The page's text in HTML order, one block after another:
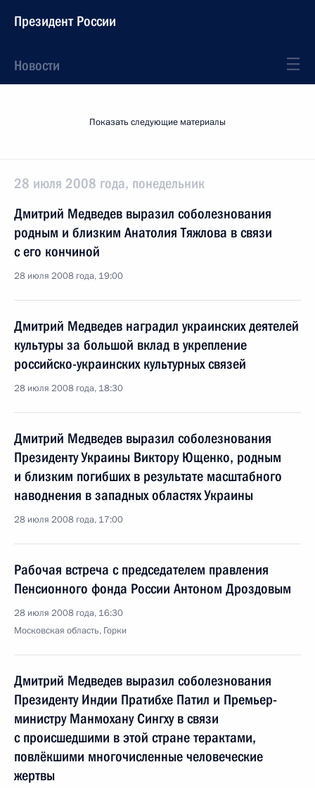
Президент России
Новости
Показать следующие материалы
28 июля 2008 года, понедельник
Дмитрий Медведев выразил соболезнования
родным и близким Анатолия Тяжлова в связи
с его кончиной
28 июля 2008 года, 19:00
Дмитрий Медведев наградил украинских деятелей
культуры за большой вклад в укрепление
российско-украинских культурных связей
28 июля 2008 года, 18:30
Дмитрий Медведев выразил соболезнования
Президенту Украины Виктору Ющенко, родным
и близким погибших в результате масштабного
наводнения в западных областях Украины
28 июля 2008 года, 17:00
Рабочая встреча с председателем правления
Пенсионного фонда России Антоном Дроздовым
28 июля 2008 года, 16:30
Московская область, Горки
Дмитрий Медведев выразил соболезнования
Президенту Индии Пратибхе Патил и Премьер-
министру Манмохану Сингху в связи
с происшедшими в этой стране терактами,
повлёкшими многочисленные человеческие
жертвы